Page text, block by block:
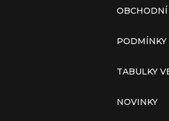
PODMÍNKY
TABULKY
NOVINKY